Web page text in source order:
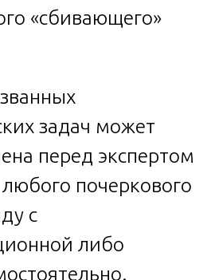
«сбивающего»
задач может
перед экспертом
почеркового
с
либо